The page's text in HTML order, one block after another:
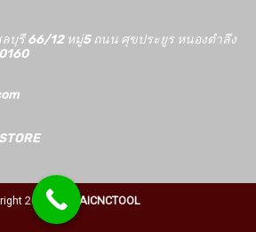
บุรี 66/12​ หมู่5​ ถนน ศุขประยูร หนองตำลึง
2026 ©THAICNCTOOL